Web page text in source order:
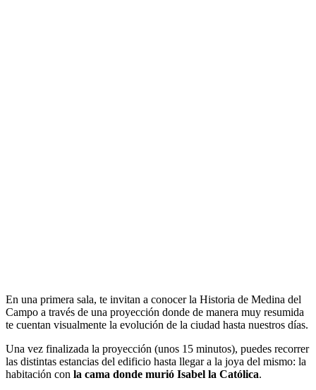
En una primera sala, te invitan a conocer la Historia de Medina del
Campo a través de una proyección donde de manera muy resumida
te cuentan visualmente la evolución de la ciudad hasta nuestros días.
Una vez finalizada la proyección (unos 15 minutos), puedes recorrer
las distintas estancias del edificio hasta llegar a la joya del mismo: la
habitación con la cama donde murió Isabel la Católica.